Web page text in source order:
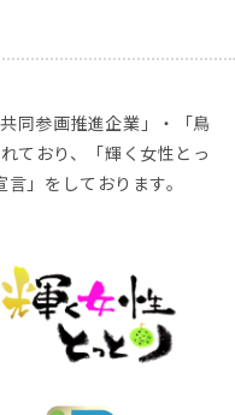
同参画推進企業」・「鳥
ており、「輝く女性とっ
」をしております。